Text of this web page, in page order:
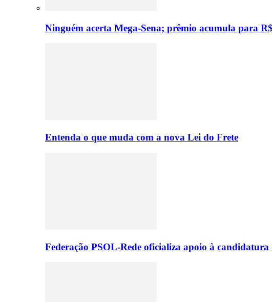
Ninguém acerta Mega-Sena; prêmio acumula para
Entenda o que muda com a nova Lei do Frete
Federação PSOL-Rede oficializa apoio à candidatura